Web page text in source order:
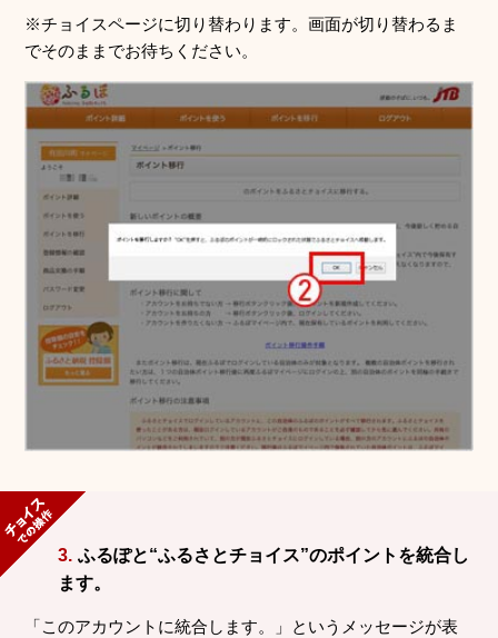
※チョイスページに切り替わります。画面が切り替わるま
でそのままでお待ちください。
3. ふるぽと“ふるさとチョイス”のポイントを統合し
ます。
「このアカウントに統合します。」というメッセージが表